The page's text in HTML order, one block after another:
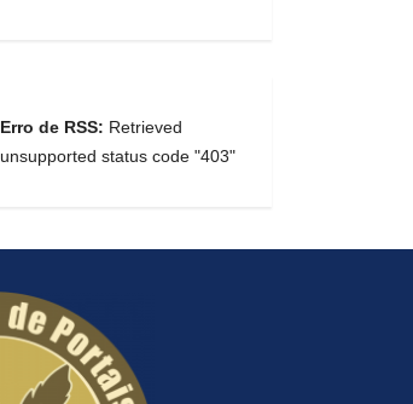
Erro de RSS: Retrieved
unsupported status code "403"